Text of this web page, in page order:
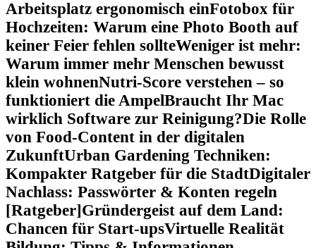
Arbeitsplatz ergonomisch einFotobox für
Hochzeiten: Warum eine Photo Booth auf
keiner Feier fehlen sollteWeniger ist mehr:
Warum immer mehr Menschen bewusst
klein wohnenNutri-Score verstehen – so
funktioniert die AmpelBraucht Ihr Mac
wirklich Software zur Reinigung?Die Rolle
von Food-Content in der digitalen
ZukunftUrban Gardening Techniken:
Kompakter Ratgeber für die StadtDigitaler
Nachlass: Passwörter & Konten regeln
[Ratgeber]Gründergeist auf dem Land:
Chancen für Start-upsVirtuelle Realität